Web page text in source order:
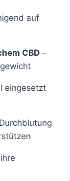
auf
CBD –
eingesetzt